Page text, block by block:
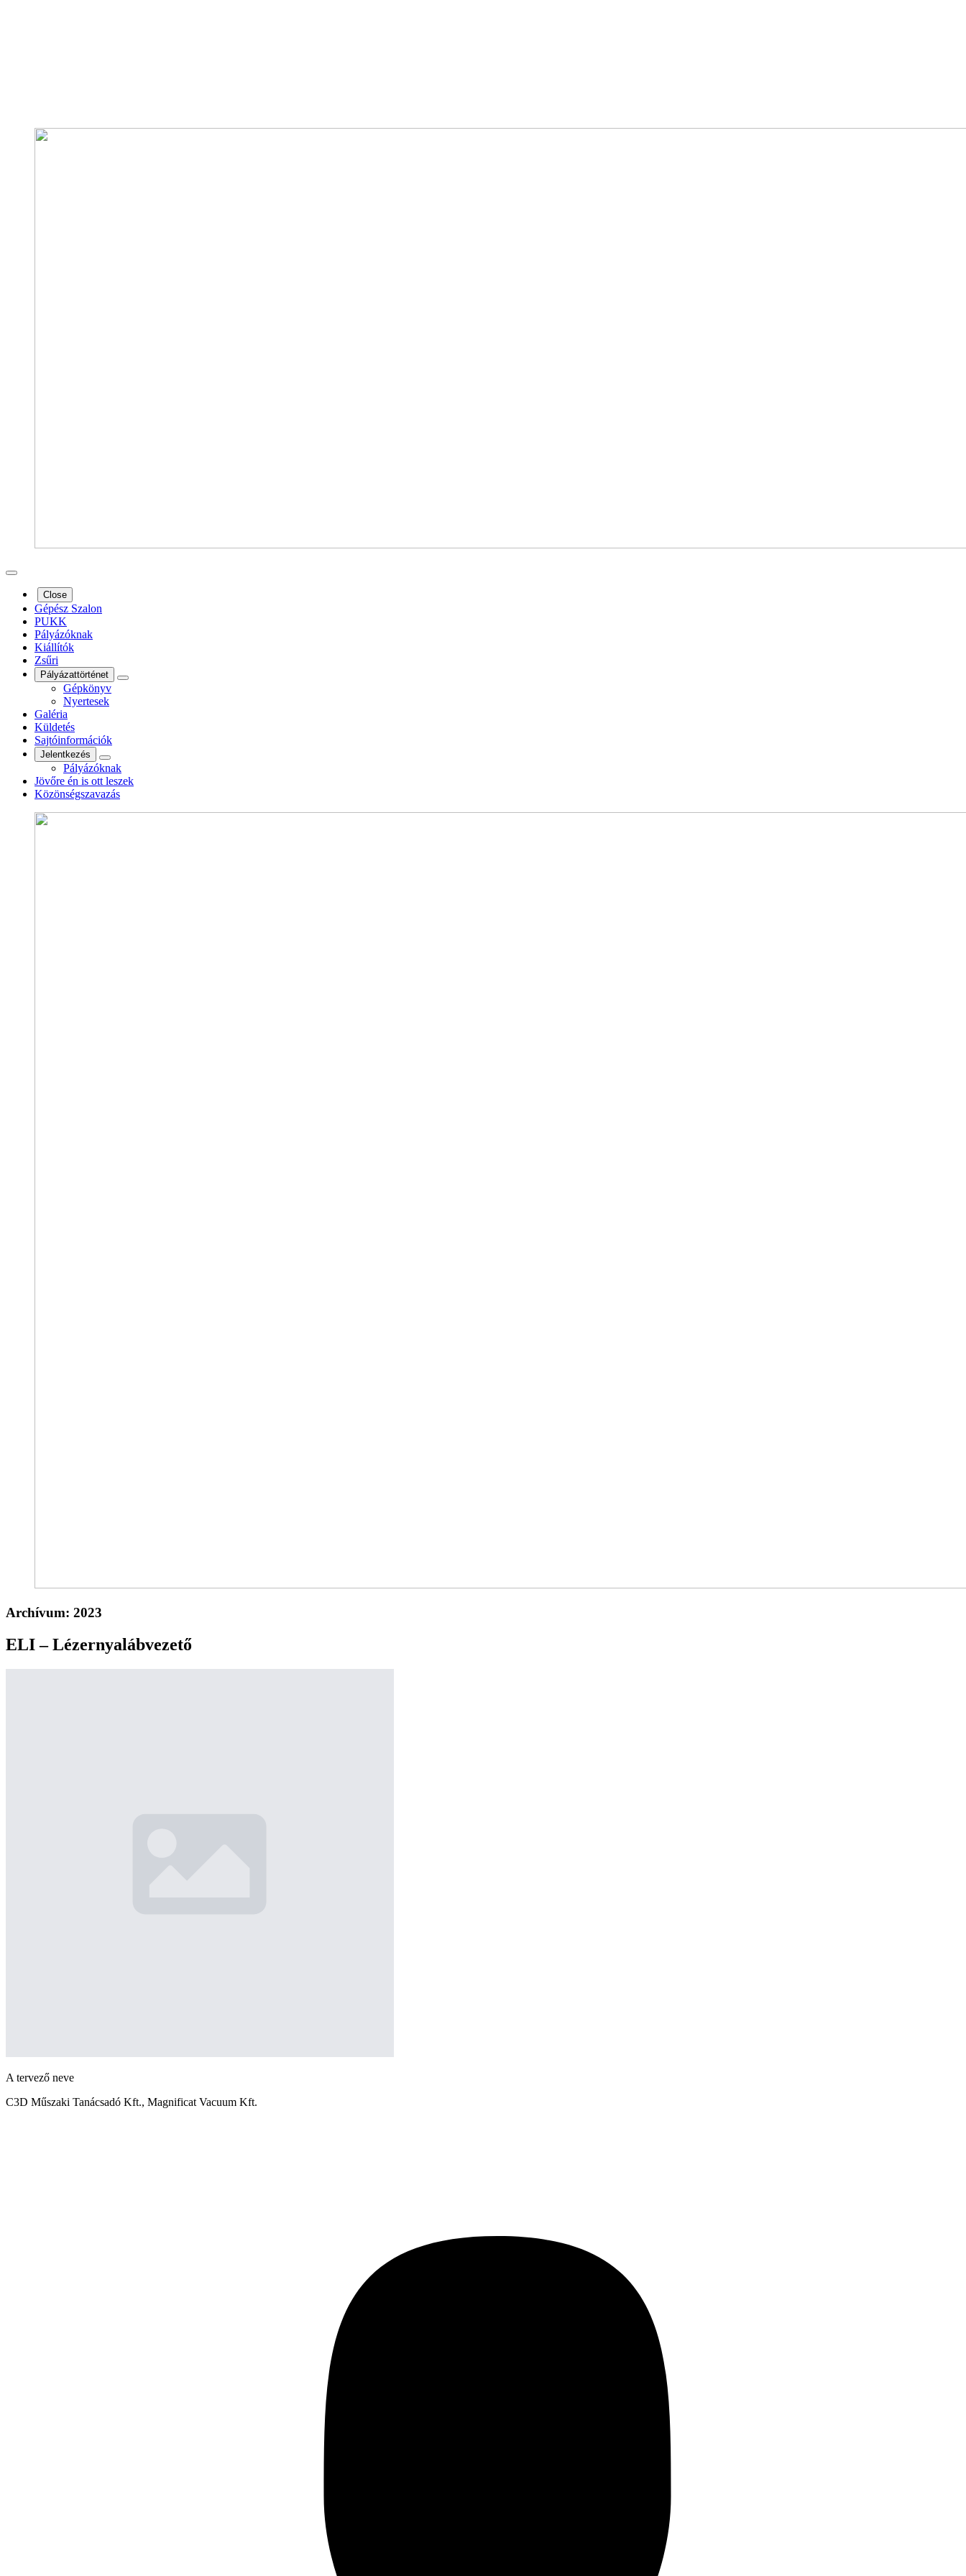
Close
Gépész Szalon
PUKK
Pályázóknak
Kiállítók
Zsűri
Pályázattörténet
Gépkönyv
Nyertesek
Galéria
Küldetés
Sajtóinformációk
Jelentkezés
Pályázóknak
Jövőre én is ott leszek
Közönségszavazás
Archívum: 2023
ELI – Lézernyalábvezető
A tervező neve
C3D Műszaki Tanácsadó Kft., Magnificat Vacuum Kft.